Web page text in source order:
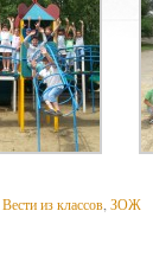
Вести из классов ЗОЖ